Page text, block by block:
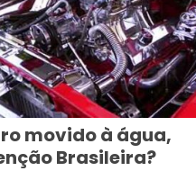
movido à água,
Brasileira?